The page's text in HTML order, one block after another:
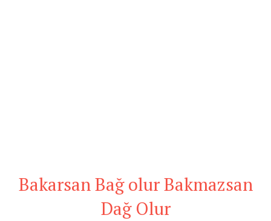
Bakarsan Bağ olur Bakmazsan
Dağ Olur